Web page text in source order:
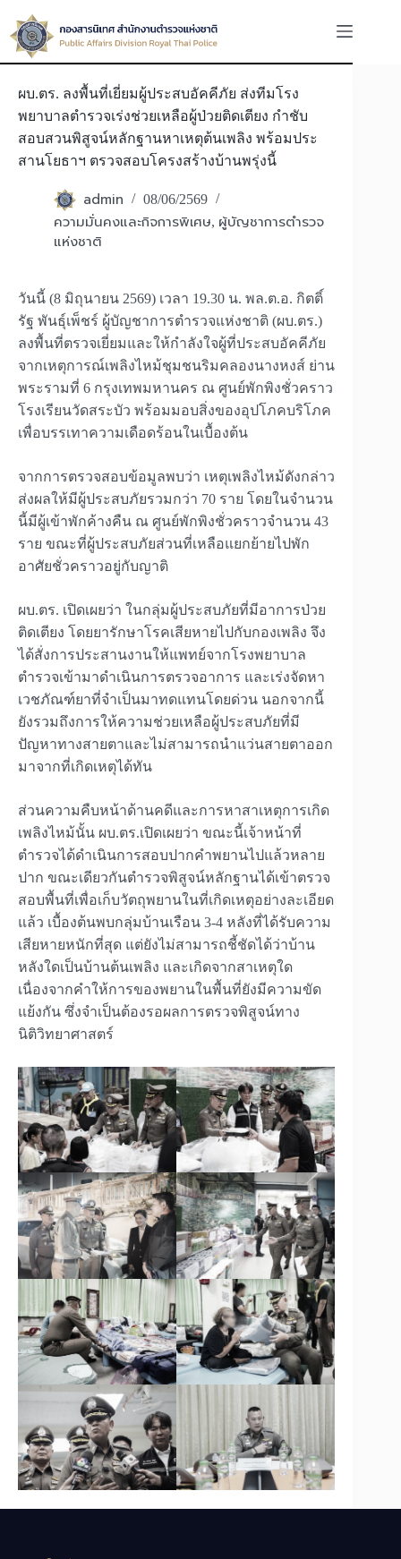
to
content
ผบ.ตร. ลงพื้นที่เยี่ยมผู้ประสบอัคคีภัย ส่งทีมโรง
พยาบาลตำรวจเร่งช่วยเหลือผู้ป่วยติดเตียง กำชับ
สอบสวนพิสูจน์หลักฐานหาเหตุต้นเพลิง พร้อมประ
สานโยธาฯ ตรวจสอบโครงสร้างบ้านพรุ่งนี้
admin 08/06/2569
ความมั่นคงและกิจการพิเศษ, ผู้บัญชาการตำรวจ
แห่งชาติ
วันนี้ (8 มิถุนายน 2569) เวลา 19.30 น. พล.ต.อ. กิตติ์
รัฐ พันธุ์เพ็ชร์ ผู้บัญชาการตำรวจแห่งชาติ (ผบ.ตร.)
ลงพื้นที่ตรวจเยี่ยมและให้กำลังใจผู้ที่ประสบอัคคีภัย
จากเหตุการณ์เพลิงไหม้ชุมชนริมคลองนางหงส์ ย่าน
พระรามที่ 6 กรุงเทพมหานคร ณ ศูนย์พักพิงชั่วคราว
โรงเรียนวัดสระบัว พร้อมมอบสิ่งของอุปโภคบริโภค
เพื่อบรรเทาความเดือดร้อนในเบื้องต้น
จากการตรวจสอบข้อมูลพบว่า เหตุเพลิงไหม้ดังกล่าว
ส่งผลให้มีผู้ประสบภัยรวมกว่า 70 ราย โดยในจำนวน
นี้มีผู้เข้าพักค้างคืน ณ ศูนย์พักพิงชั่วคราวจำนวน 43
ราย ขณะที่ผู้ประสบภัยส่วนที่เหลือแยกย้ายไปพัก
อาศัยชั่วคราวอยู่กับญาติ
ผบ.ตร. เปิดเผยว่า ในกลุ่มผู้ประสบภัยที่มีอาการป่วย
ติดเตียง โดยยารักษาโรคเสียหายไปกับกองเพลิง จึง
ได้สั่งการประสานงานให้แพทย์จากโรงพยาบาล
ตำรวจเข้ามาดำเนินการตรวจอาการ และเร่งจัดหา
เวชภัณฑ์ยาที่จำเป็นมาทดแทนโดยด่วน นอกจากนี้
ยังรวมถึงการให้ความช่วยเหลือผู้ประสบภัยที่มี
ปัญหาทางสายตาและไม่สามารถนำแว่นสายตาออก
มาจากที่เกิดเหตุได้ทัน
ส่วนความคืบหน้าด้านคดีและการหาสาเหตุการเกิด
เพลิงไหม้นั้น ผบ.ตร.เปิดเผยว่า ขณะนี้เจ้าหน้าที่
ตำรวจได้ดำเนินการสอบปากคำพยานไปแล้วหลาย
ปาก ขณะเดียวกันตำรวจพิสูจน์หลักฐานได้เข้าตรวจ
สอบพื้นที่เพื่อเก็บวัตถุพยานในที่เกิดเหตุอย่างละเอียด
แล้ว เบื้องต้นพบกลุ่มบ้านเรือน 3-4 หลังที่ได้รับความ
เสียหายหนักที่สุด แต่ยังไม่สามารถชี้ชัดได้ว่าบ้าน
หลังใดเป็นบ้านต้นเพลิง และเกิดจากสาเหตุใด
เนื่องจากคำให้การของพยานในพื้นที่ยังมีความขัด
แย้งกัน ซึ่งจำเป็นต้องรอผลการตรวจพิสูจน์ทาง
นิติวิทยาศาสตร์